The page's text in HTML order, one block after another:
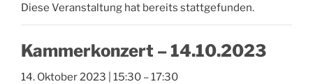
Diese Veranstaltung hat bereits stattgefunden.
Kammerkonzert – 14.10.2023
14. Oktober 2023 | 15:30 –17:30